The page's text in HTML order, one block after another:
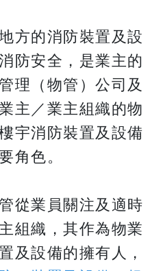
方的消防裝置及設
防安全，是業主的
理（物管）公司及
主／業主組織的物
宇消防裝置及設備
角色。
從業員關注及適時
組織，其作為物業
及設備的擁有人，